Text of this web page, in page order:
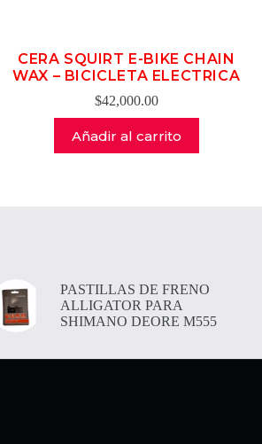
CERA SQUIRT E-BIKE CHAIN
WAX – BICICLETA ELECTRICA
$42,000.00
Añadir al carrito
PASTILLAS DE FRENO
ALLIGATOR PARA
SHIMANO DEORE M555